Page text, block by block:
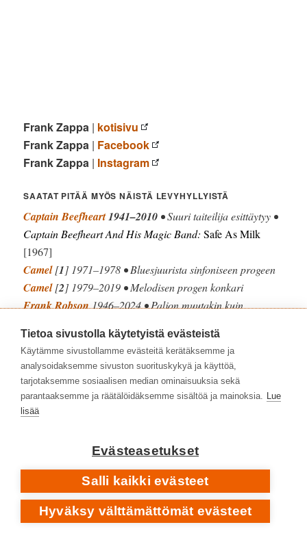
Frank Zappa | kotisivu
Frank Zappa | Facebook
Frank Zappa | Instagram
SAATAT PITÄÄ MYÖS NÄISTÄ LEVYHYLLYISTÄ
Captain Beefheart1941–2010 • Suuri taiteilija esittäytyy •
Captain Beefheart And His Magic Band:Safe As Milk
[1967]
Camel[1] 1971–1978 • Bluesjuurista sinfoniseen progeen
Camel[2] 1979–2019 • Melodisen progen konkari
Frank Robson1946–2024 • Paljon muutakin kuin
Frank Zappaja länsimainen taidemusiikki –
Stravinsky•Ravel•Bartók•Verdi•Mozart•Zappa
Frank Zappanäyttämömusiikin kimpussa – I Was A Teen-
Age Malt Shop • 200 Motels•Hunchentoot•Joe’s Garage
•Thing-Fish
– englantilaisen progen suurteos •
– svengaavan progen ytimessä •
[1972]
Jethro Tullpäätti huippukautensa folkloren lumoissa •
Tietoa sivustolla käytetyistä evästeistä
Käytämme sivustollamme evästeitä kerätäksemme ja
analysoidaksemme sivuston suorituskykyä ja käyttöä,
tarjotaksemme sosiaalisen median ominaisuuksia sekä
parantaaksemme ja räätälöidäksemme sisältöä ja mainoksia. Lue
lisää
Evästeasetukset
Salli kaikki evästeet
Hyväksy välttämättömät evästeet